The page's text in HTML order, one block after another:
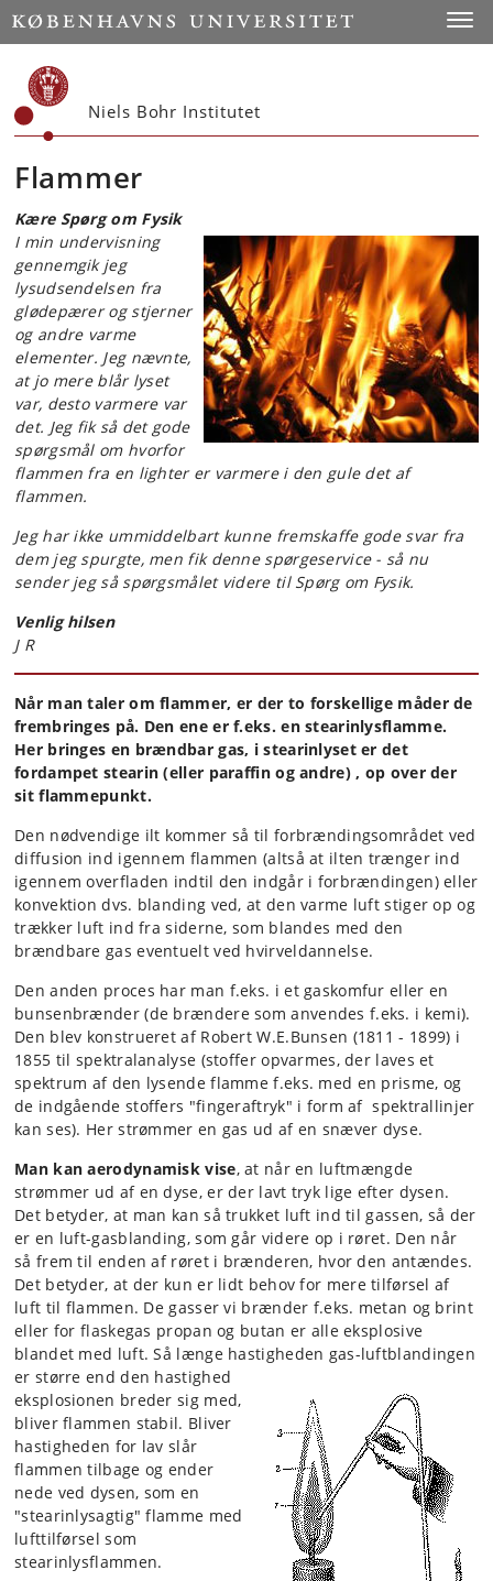
Start
Niels Bohr Institutet
Flammer
Kære Spørg om Fysik
I min undervisning
gennemgik jeg
lysudsendelsen fra
glødepærer og stjerner
og andre varme
elementer. Jeg nævnte,
at jo mere blår lyset
var, desto varmere var
det. Jeg fik så det gode
spørgsmål om hvorfor
flammen fra en lighter er varmere i den gule det af
flammen.
Jeg har ikke ummiddelbart kunne fremskaffe gode svar fra
dem jeg spurgte, men fik denne spørgeservice - så nu
sender jeg så spørgsmålet videre til Spørg om Fysik.
Venlig hilsen
J R
Når man taler om flammer, er der to forskellige måder de
frembringes på. Den ene er f.eks. en stearinlysflamme.
Her bringes en brændbar gas, i stearinlyset er det
fordampet stearin (eller paraffin og andre) , op over der
sit flammepunkt.
Den nødvendige ilt kommer så til forbrændingsområdet ved
diffusion ind igennem flammen (altså at ilten trænger ind
igennem overfladen indtil den indgår i forbrændingen) eller
konvektion dvs. blanding ved, at den varme luft stiger op og
trækker luft ind fra siderne, som blandes med den
brændbare gas eventuelt ved hvirveldannelse.
Den anden proces har man f.eks. i et gaskomfur eller en
bunsenbrænder (de brændere som anvendes f.eks. i kemi).
Den blev konstrueret af Robert W.E.Bunsen (1811 - 1899) i
1855 til spektralanalyse (stoffer opvarmes, der laves et
spektrum af den lysende flamme f.eks. med en prisme, og
de indgående stoffers "fingeraftryk" i form af spektrallinjer
kan ses). Her strømmer en gas ud af en snæver dyse.
Man kan aerodynamisk vise, at når en luftmængde
strømmer ud af en dyse, er der lavt tryk lige efter dysen.
Det betyder, at man kan så trukket luft ind til gassen, så der
er en luft-gasblanding, som går videre op i røret. Den når
så frem til enden af røret i brænderen, hvor den antændes.
Det betyder, at der kun er lidt behov for mere tilførsel af
luft til flammen. De gasser vi brænder f.eks. metan og brint
eller for flaskegas propan og butan er alle eksplosive
blandet med luft. Så længe hastigheden gas-luftblandingen
er større end den hastighed
eksplosionen breder sig med,
bliver flammen stabil. Bliver
hastigheden for lav slår
flammen tilbage og ender
nede ved dysen, som en
"stearinlysagtig" flamme med
lufttilførsel som
stearinlysflammen.